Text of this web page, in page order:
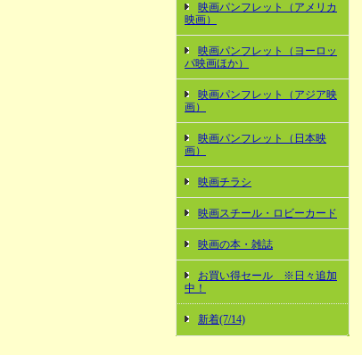
映画パンフレット（アメリカ
映画）
映画パンフレット（ヨーロッ
パ映画ほか）
映画パンフレット（アジア映
画）
映画パンフレット（日本映
画）
映画チラシ
映画スチール・ロビーカード
映画の本・雑誌
お買い得セール ※日々追加
中！
新着(7/14)